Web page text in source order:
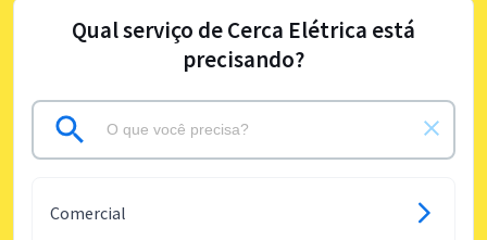
Qual serviço de Cerca Elétrica está
precisando?
Comercial